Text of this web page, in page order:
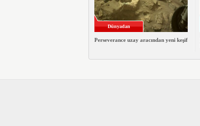
Dünyadan
Perseverance uzay aracından yeni keşif